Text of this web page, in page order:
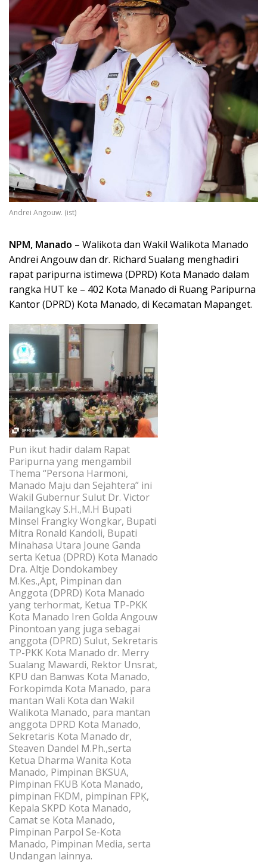
Andrei Angouw. (ist)
NPM, Manado – Walikota dan Wakil Walikota Manado
Andrei Angouw dan dr. Richard Sualang menghadiri
rapat paripurna istimewa (DPRD) Kota Manado dalam
rangka HUT ke – 402 Kota Manado di Ruang Paripurna
Kantor (DPRD) Kota Manado, di Kecamatan Mapanget.
Pun ikut hadir dalam Rapat
Paripurna yang mengambil
Thema “Persona Harmoni,
Manado Maju dan Sejahtera” ini
Wakil Gubernur Sulut Dr. Victor
Mailangkay S.H.,M.H Bupati
Minsel Frangky Wongkar, Bupati
Mitra Ronald Kandoli, Bupati
Minahasa Utara Joune Ganda
serta Ketua (DPRD) Kota Manado
Dra. Altje Dondokambey
M.Kes.,Apt, Pimpinan dan
Anggota (DPRD) Kota Manado
yang terhormat, Ketua TP-PKK
Kota Manado Iren Golda Angouw
Pinontoan yang juga sebagai
anggota (DPRD) Sulut, Sekretaris
TP-PKK Kota Manado dr. Merry
Sualang Mawardi, Rektor Unsrat,
KPU dan Banwas Kota Manado,
Forkopimda Kota Manado, para
mantan Wali Kota dan Wakil
Walikota Manado, para mantan
anggota DPRD Kota Manado,
Sekretaris Kota Manado dr,
Steaven Dandel M.Ph.,serta
Ketua Dharma Wanita Kota
Manado, Pimpinan BKSUA,
Pimpinan FKUB Kota Manado,
pimpinan FKDM, pimpinan FPĶ,
Kepala SKPD Kota Manado,
Camat se Kota Manado,
Pimpinan Parpol Se-Kota
Manado, Pimpinan Media, serta
Undangan lainnya.